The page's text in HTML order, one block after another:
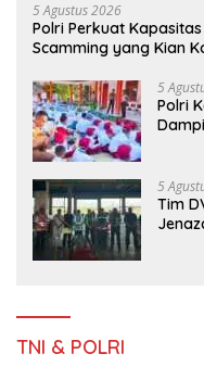
5 Agustus 2026
Polri Perkuat
Scamming yang Kian
5
Polri
5
Tim
TNI & POLRI